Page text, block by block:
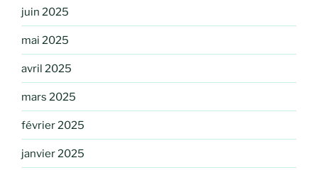
juin 2025
mai 2025
avril 2025
mars 2025
février 2025
janvier 2025